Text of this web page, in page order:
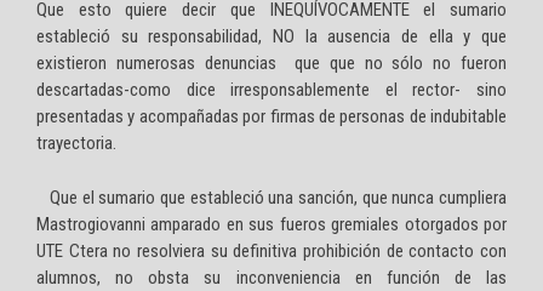
Que esto quiere decir que INEQUÍVOCAMENTE el sumario
estableció su responsabilidad, NO la ausencia de ella y que
existieron numerosas denuncias que que no sólo no fueron
descartadas-como dice irresponsablemente el rector- sino
presentadas y acompañadas por firmas de personas de indubitable
trayectoria.
Que el sumario que estableció una sanción, que nunca cumpliera
Mastrogiovanni amparado en sus fueros gremiales otorgados por
UTE Ctera no resolviera su definitiva prohibición de contacto con
alumnos, no obsta su inconveniencia en función de las